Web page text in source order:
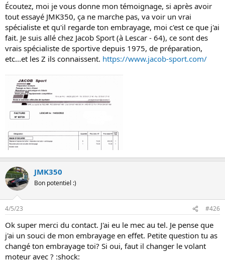
Écoutez, moi je vous donne mon témoignage, si après avoir
tout essayé JMK350, ça ne marche pas, va voir un vrai
spécialiste et qu'il regarde ton embrayage, moi c'est ce que j'ai
fait. Je suis allé chez Jacob Sport (à Lescar - 64), ce sont des
vrais spécialiste de sportive depuis 1975, de préparation,
etc...et les Z ils connaissent. https://www.jacob-sport.com/
JMK350
Bon potentiel :)
4/5/23 #426
Ok super merci du contact. J'ai eu le mec au tel. Je pense que
j'ai un souci de mon embrayage en effet. Petite question tu as
changé ton embrayage toi? Si oui, faut il changer le volant
moteur avec ? :shock: